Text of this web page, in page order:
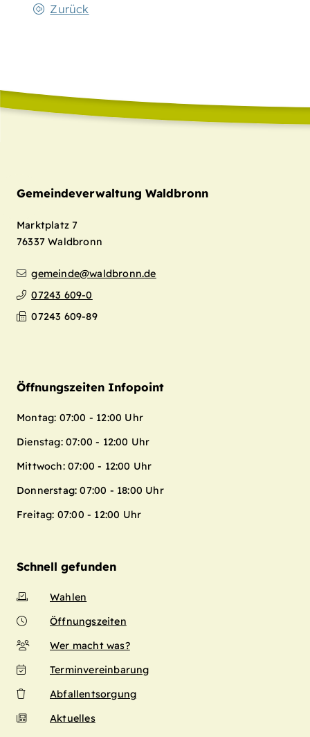
Zurück
Gemeindeverwaltung Waldbronn
Marktplatz 7
76337 Waldbronn
gemeinde@waldbronn.de
07243 609-0
07243 609-89
Öffnungszeiten Infopoint
Montag: 07:00 - 12:00 Uhr
Dienstag: 07:00 - 12:00 Uhr
Mittwoch: 07:00 - 12:00 Uhr
Donnerstag: 07:00 - 18:00 Uhr
Freitag: 07:00 - 12:00 Uhr
Schnell gefunden
Wahlen
Öffnungszeiten
Wer macht was?
Terminvereinbarung
Abfallentsorgung
Aktuelles